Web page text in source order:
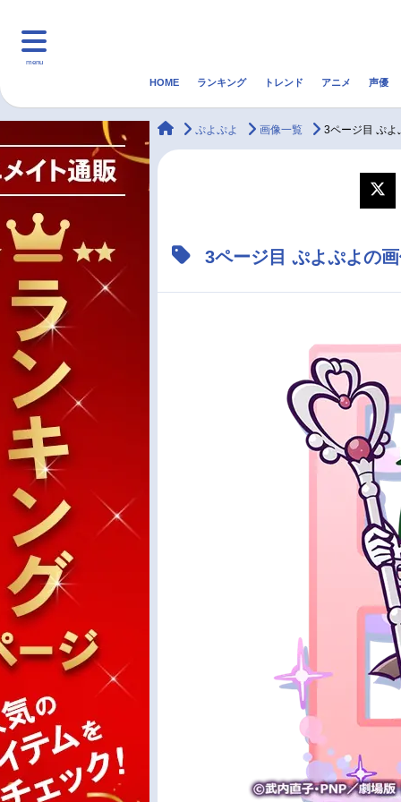
menu
マンガ・ラノベ 音楽
アニメ記事一覧
声優記事一覧
HOME ランキング トレンド アニメ 声優
animateTimes
ぷよぷよ 画像一覧 3ページ目 ぷよ
3ページ目 ぷよぷよの